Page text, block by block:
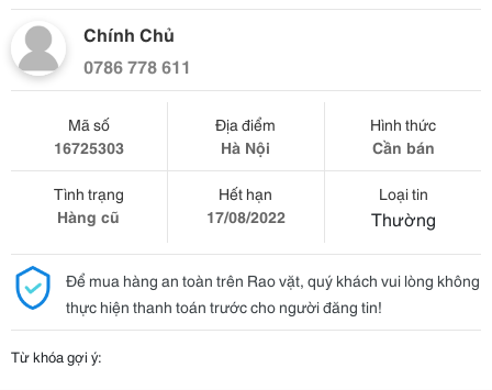
Chính Chủ
0786 778 611
Mã số
16725303
Địa điểm
Hà Nội
Hình thức
Cần bán
Tình trạng
Hàng cũ
Hết hạn
17/08/2022
Loại tin
Thường
Để mua hàng an toàn trên Rao vặt, quý khách vui lòng không
thực hiện thanh toán trước cho người đăng tin!
Từ khóa gợi ý: